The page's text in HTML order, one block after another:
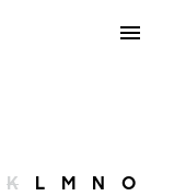
K L M N O